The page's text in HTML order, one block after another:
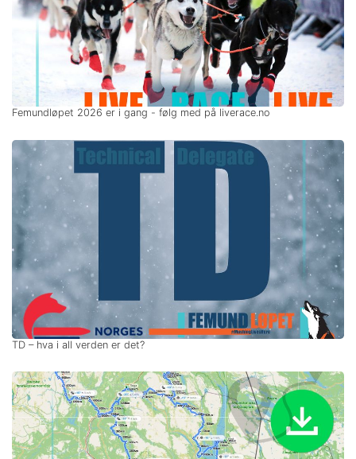
Femundløpet 2026 er i gang - følg med på liverace.no
TD – hva i all verden er det?